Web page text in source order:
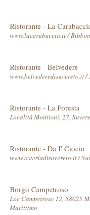
Ristorante - La
www.lacarabaccia.it /
Ristorante - Belvedere
www.belvederedisuvereto.it /
Ristorante - La Foresta
Località Montioni, 27,
Ristorante - Da I' Ciocio
www.osteriadisuvereto.it /
Borgo Campetroso
Loc Campetroso 12, 58025
Marittimo